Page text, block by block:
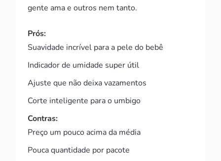
gente ama e outros nem tanto.
Prós:
Suavidade incrível para a pele do bebê
Indicador de umidade super útil
Ajuste que não deixa vazamentos
Corte inteligente para o umbigo
Contras:
Preço um pouco acima da média
Pouca quantidade por pacote